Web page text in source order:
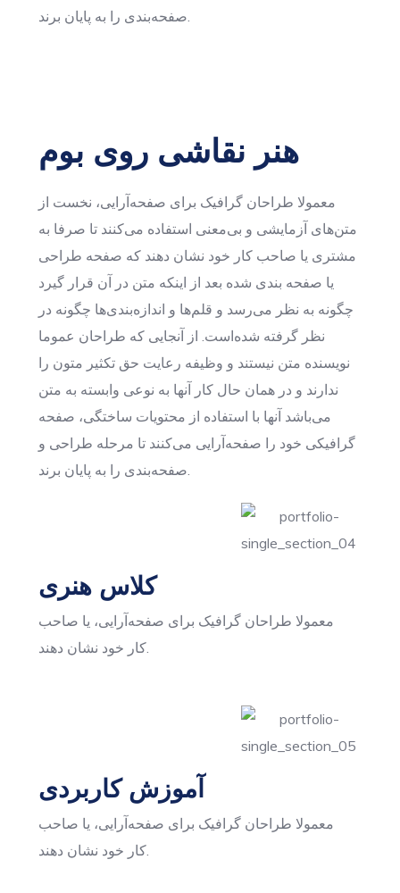
هنر نقاشی روی بوم
معمولا طراحان گرافیک برای صفحه‌آرایی، نخست از
متن‌های آزمایشی و بی‌معنی استفاده می‌کنند تا صرفا به
مشتری یا صاحب کار خود نشان دهند که صفحه طراحی
یا صفحه بندی شده بعد از اینکه متن در آن قرار گیرد
چگونه به نظر می‌رسد و قلم‌ها و اندازه‌بندی‌ها چگونه در
نظر گرفته شده‌است. از آنجایی که طراحان عموما
نویسنده متن نیستند و وظیفه رعایت حق تکثیر متون را
ندارند و در همان حال کار آنها به نوعی وابسته به متن
می‌باشد آنها با استفاده از محتویات ساختگی، صفحه
گرافیکی خود را صفحه‌آرایی می‌کنند تا مرحله طراحی و
کلاس هنری
معمولا طراحان گرافیک برای صفحه‌آرایی، یا صاحب
کار خود نشان دهند.
آموزش کاربردی
معمولا طراحان گرافیک برای صفحه‌آرایی، یا صاحب
کار خود نشان دهند.